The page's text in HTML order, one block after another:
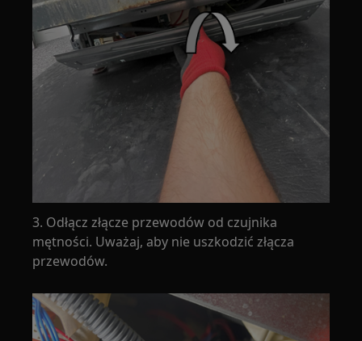
3. Odłącz złącze przewodów od czujnika
mętności. Uważaj, aby nie uszkodzić złącza
przewodów.